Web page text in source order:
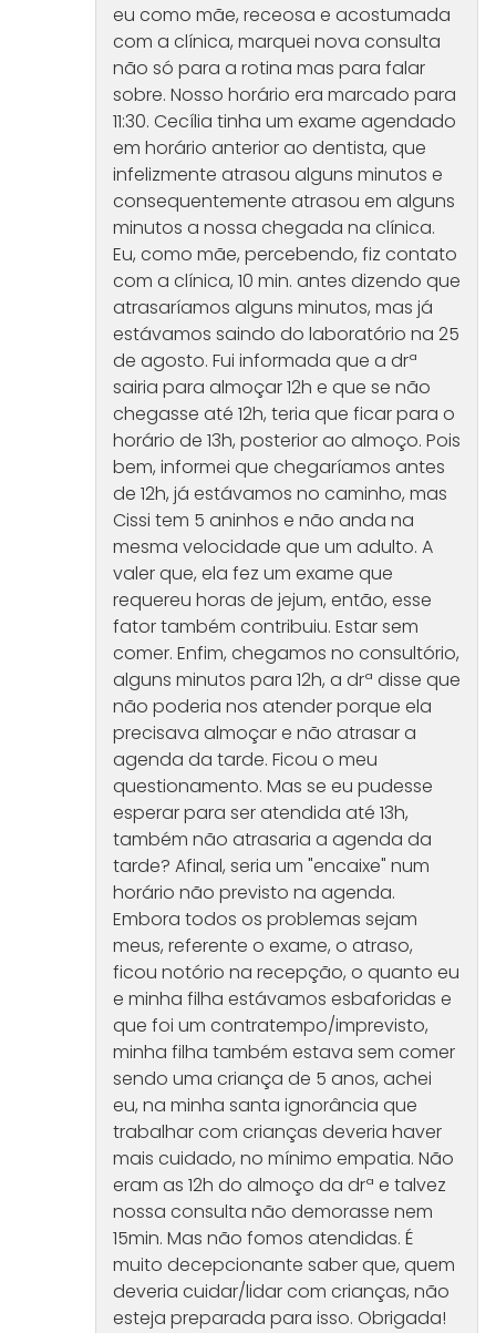
eu como mãe, receosa e acostumada
com a clínica, marquei nova consulta
não só para a rotina mas para falar
sobre. Nosso horário era marcado para
11:30. Cecília tinha um exame agendado
em horário anterior ao dentista, que
infelizmente atrasou alguns minutos e
consequentemente atrasou em alguns
minutos a nossa chegada na clínica.
Eu, como mãe, percebendo, fiz contato
com a clínica, 10 min. antes dizendo que
atrasaríamos alguns minutos, mas já
estávamos saindo do laboratório na 25
de agosto. Fui informada que a drª
sairia para almoçar 12h e que se não
chegasse até 12h, teria que ficar para o
horário de 13h, posterior ao almoço. Pois
bem, informei que chegaríamos antes
de 12h, já estávamos no caminho, mas
Cissi tem 5 aninhos e não anda na
mesma velocidade que um adulto. A
valer que, ela fez um exame que
requereu horas de jejum, então, esse
fator também contribuiu. Estar sem
comer. Enfim, chegamos no consultório,
alguns minutos para 12h, a drª disse que
não poderia nos atender porque ela
precisava almoçar e não atrasar a
agenda da tarde. Ficou o meu
questionamento. Mas se eu pudesse
esperar para ser atendida até 13h,
também não atrasaria a agenda da
tarde? Afinal, seria um "encaixe" num
horário não previsto na agenda.
Embora todos os problemas sejam
meus, referente o exame, o atraso,
ficou notório na recepção, o quanto eu
e minha filha estávamos esbaforidas e
que foi um contratempo/imprevisto,
minha filha também estava sem comer
sendo uma criança de 5 anos, achei
eu, na minha santa ignorância que
trabalhar com crianças deveria haver
mais cuidado, no mínimo empatia. Não
eram as 12h do almoço da drª e talvez
nossa consulta não demorasse nem
15min. Mas não fomos atendidas. É
muito decepcionante saber que, quem
deveria cuidar/lidar com crianças, não
esteja preparada para isso. Obrigada!